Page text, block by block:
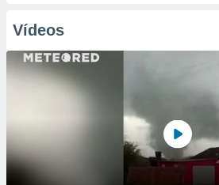
Vídeos